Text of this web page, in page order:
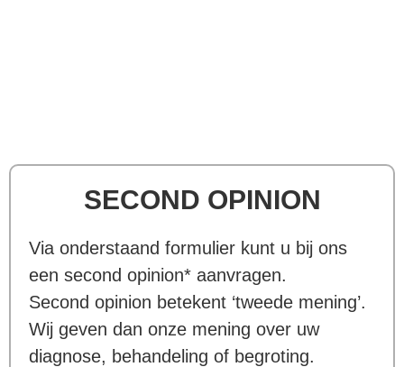
SECOND OPINION
Via onderstaand formulier kunt u bij ons
een second opinion* aanvragen.
Second opinion betekent ‘tweede mening’.
Wij geven dan onze mening over uw
diagnose, behandeling of begroting.